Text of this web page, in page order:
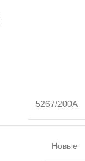
5267/200A
Новые